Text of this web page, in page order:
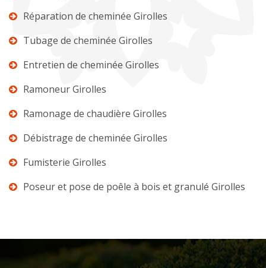
Réparation de cheminée Girolles
Tubage de cheminée Girolles
Entretien de cheminée Girolles
Ramoneur Girolles
Ramonage de chaudière Girolles
Débistrage de cheminée Girolles
Fumisterie Girolles
Poseur et pose de poêle à bois et granulé Girolles